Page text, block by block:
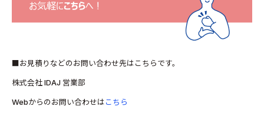
■お見積りなどのお問い合わせ先はこちらです。
株式会社 IDAJ 営業部
Webからのお問い合わせは こちら